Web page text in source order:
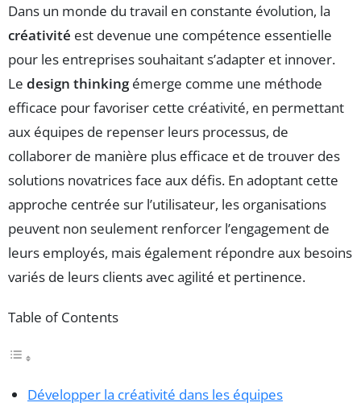
Dans un monde du travail en constante évolution, la
créativité est devenue une compétence essentielle
pour les entreprises souhaitant s’adapter et innover.
Le design thinkingémerge comme une méthode
efficace pour favoriser cette créativité, en permettant
aux équipes de repenser leurs processus, de
collaborer de manière plus efficace et de trouver des
solutions novatrices face aux défis. En adoptant cette
approche centrée sur l’utilisateur, les organisations
peuvent non seulement renforcer l’engagement de
leurs employés, mais également répondre aux besoins
variés de leurs clients avec agilité et pertinence.
Table of Contents
Développer la créativité dans les équipes